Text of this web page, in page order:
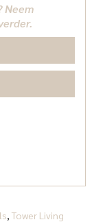
Neem
Tower Living